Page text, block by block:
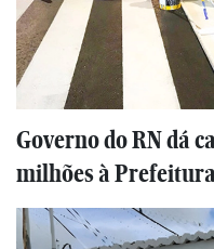
Governo do RN dá
milhões à